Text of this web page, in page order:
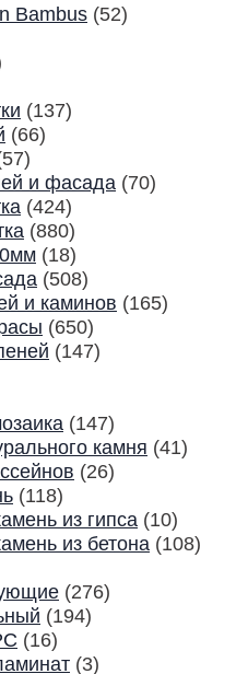
Bambus (52)
(137)
(66)
и фасада (70)
(424)
(880)
(18)
(508)
и каминов (165)
(650)
(147)
(147)
камня (41)
(26)
(118)
из гипса (10)
из бетона (108)
(276)
(194)
(16)
(3)